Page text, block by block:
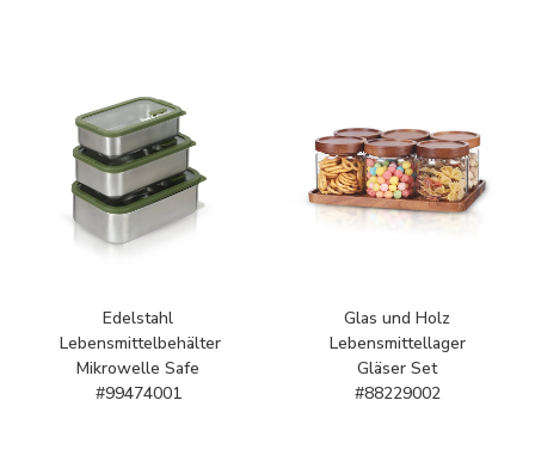
Edelstahl
Lebensmittelbehälter
Mikrowelle Safe
#99474001
Glas und Holz
Lebensmittellager
Gläser Set
#88229002